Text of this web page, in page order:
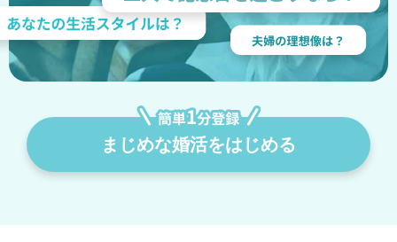
まじめな婚活をはじめる